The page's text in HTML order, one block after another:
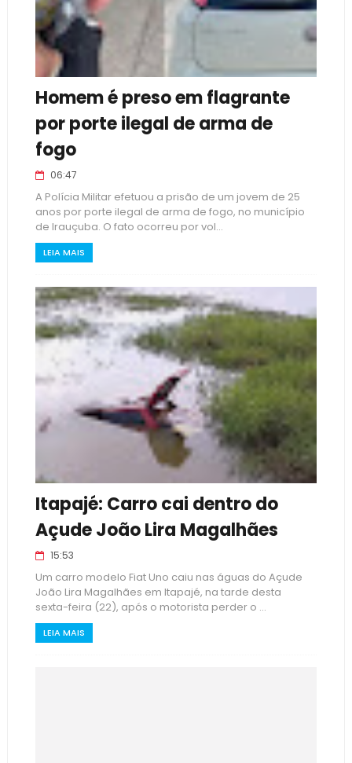
Homem é preso em flagrante
por porte ilegal de arma de
fogo
06:47
A Polícia Militar efetuou a prisão de um jovem de 25
anos por porte ilegal de arma de fogo, no município
de Irauçuba. O fato ocorreu por vol...
LEIA MAIS
Itapajé: Carro cai dentro do
Açude João Lira Magalhães
15:53
Um carro modelo Fiat Uno caiu nas águas do Açude
João Lira Magalhães em Itapajé, na tarde desta
sexta-feira (22), após o motorista perder o ...
LEIA MAIS